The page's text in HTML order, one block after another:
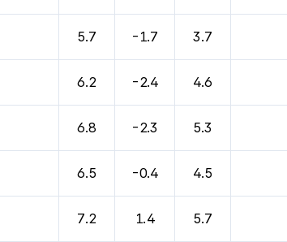
5.7 -1.7 3.7
6.2 -2.4 4.6
6.8 -2.3 5.3
6.5 -0.4 4.5
7.2 1.4 5.7